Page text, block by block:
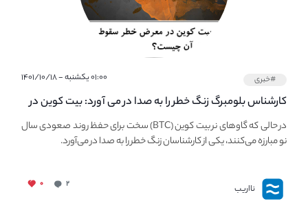
#خبری ۰۱:۰۰ یکشنبه - ۱۴۰۱/۱۰/۱۸
کارشناس بلومبرگ زنگ خطر را به صدا در می آورد: بیت کوین در
معرض خطر سقوط بزرگ است - دلیل آن چیست؟در حالی که گاوهای نر بیت کوین (BTC) سخت برای حفظ روند صعودی سال
نو مبارزه می‌کنند، یکی از کارشناسان زنگ خطر را به صدا در می‌آورد.
نااریب ۲ ۰